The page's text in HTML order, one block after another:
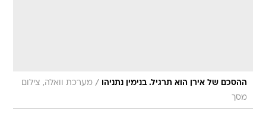
ההסכם של אירן הוא תרגיל. בנימין נתניהו / מערכת וואלה, צילום
מסך